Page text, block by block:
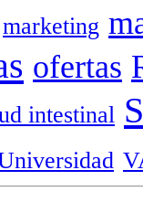
marketing
ofertas
intestinal